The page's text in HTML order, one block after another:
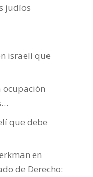
judíos
israelí que
ocupación
que debe
en
de Derecho: